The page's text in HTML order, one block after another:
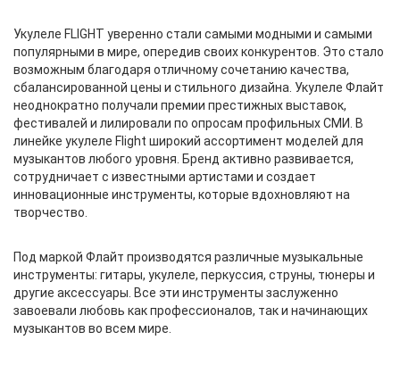
Укулеле FLIGHT уверенно стали самыми модными и самыми
популярными в мире, опередив своих конкурентов. Это стало
возможным благодаря отличному сочетанию качества,
сбалансированной цены и стильного дизайна. Укулеле Флайт
неоднократно получали премии престижных выставок,
фестивалей и лилировали по опросам профильных СМИ. В
линейке укулеле Flight широкий ассортимент моделей для
музыкантов любого уровня. Бренд активно развивается,
сотрудничает с известными артистами и создает
инновационные инструменты, которые вдохновляют на
творчество.
Под маркой Флайт производятся различные музыкальные
инструменты: гитары, укулеле, перкуссия, струны, тюнеры и
другие аксессуары. Все эти инструменты заслуженно
завоевали любовь как профессионалов, так и начинающих
музыкантов во всем мире.